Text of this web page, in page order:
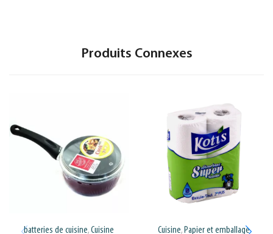
Produits Connexes
batteries de cuisine,Cuisine Cuisine, Papier et emballage